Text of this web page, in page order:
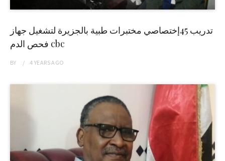
تدريب 45إختصاصي مختبرات طبية بالجزيرة لتشغيل جهاز
فحص الدم cbc
BY 4 YEARSAGO